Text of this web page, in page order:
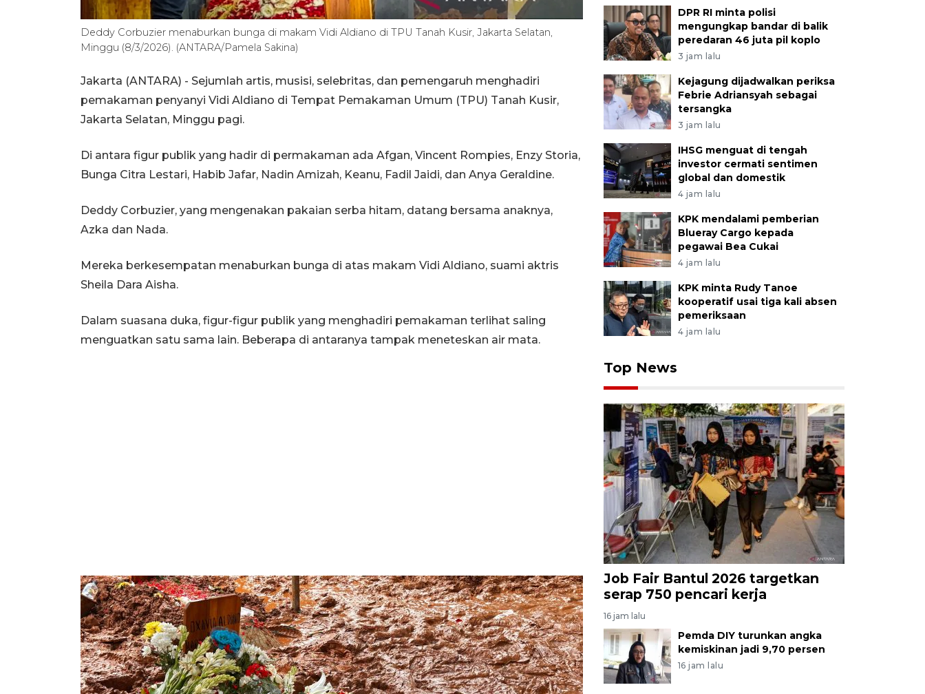
Deddy Corbuzier menaburkan bunga di makam Vidi Aldiano di TPU Tanah Kusir, Jakarta Selatan,
Minggu (8/3/2026). (ANTARA/Pamela Sakina)
Jakarta (ANTARA) - Sejumlah artis, musisi, selebritas, dan pemengaruh menghadiri
pemakaman penyanyi Vidi Aldiano di Tempat Pemakaman Umum (TPU) Tanah Kusir,
Jakarta Selatan, Minggu pagi.
Di antara figur publik yang hadir di permakaman ada Afgan, Vincent Rompies, Enzy Storia,
Bunga Citra Lestari, Habib Jafar, Nadin Amizah, Keanu, Fadil Jaidi, dan Anya Geraldine.
Deddy Corbuzier, yang mengenakan pakaian serba hitam, datang bersama anaknya,
Azka dan Nada.
Mereka berkesempatan menaburkan bunga di atas makam Vidi Aldiano, suami aktris
Sheila Dara Aisha.
Dalam suasana duka, figur-figur publik yang menghadiri pemakaman terlihat saling
menguatkan satu sama lain. Beberapa di antaranya tampak meneteskan air mata.
DPR RI minta polisi
mengungkap bandar di balik
peredaran 46 juta pil koplo
3 jam lalu
Kejagung dijadwalkan periksa
Febrie Adriansyah sebagai
tersangka
3 jam lalu
IHSG menguat di tengah
investor cermati sentimen
global dan domestik
4 jam lalu
KPK mendalami pemberian
Blueray Cargo kepada
pegawai Bea Cukai
4 jam lalu
KPK minta Rudy Tanoe
kooperatif usai tiga kali absen
pemeriksaan
4 jam lalu
Top News
Job Fair Bantul 2026 targetkan
serap 750 pencari kerja
16 jam lalu
Pemda DIY turunkan angka
kemiskinan jadi 9,70 persen
16 jam lalu